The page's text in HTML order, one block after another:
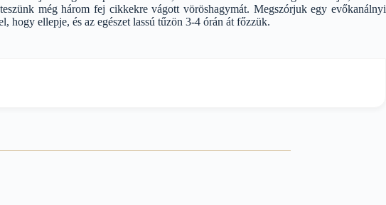
még három fej cikkekre vágott vöröshagymát. Megszórjuk egy evőkanálnyi
ellepje, és az egészet lassú tűzön 3-4 órán át főzzük.